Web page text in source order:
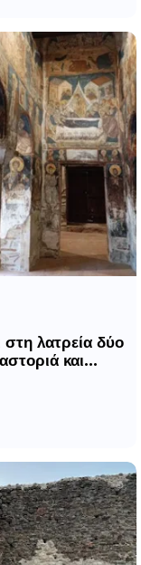
στη λατρεία δύο
και